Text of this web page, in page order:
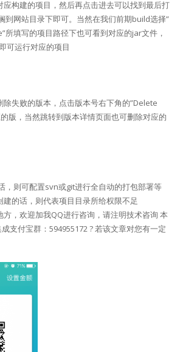
构建的项目，然后再点击进去可以找到最后打
到网站目录下即可。当然在我们前期build选择”
填写的项目路径下也可看到对应的jar文件，
可运行对应的项目
除失败的版本，点击版本号右下角的”Delete
版，当然跳转到版本详情页面也可删除对应的
，则可配置svn或git进行全自动的打包部署等
的话，则代表项目目录所给权限不足
，欢迎加我QQ进行咨询，请注明技术咨询 本
支付宝群：594955172 ? 若该文章对您有一定